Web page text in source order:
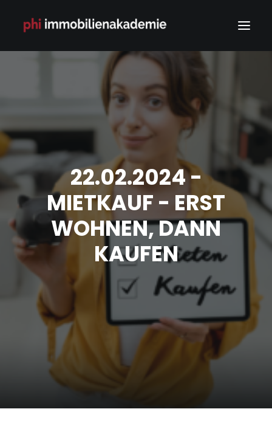
22.02.2024 -
MIETKAUF - ERST
WOHNEN, DANN
KAUFEN